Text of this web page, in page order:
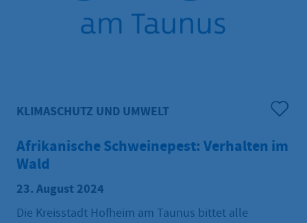
KLIMASCHUTZ UND UMWELT
Afrikanische Schweinepest: Verhalten im
Wald
23. August 2024
Die Kreisstadt Hofheim am Taunus bittet alle